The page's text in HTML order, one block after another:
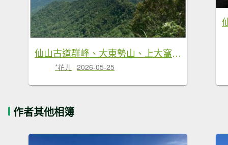
仙山古道群峰、大東勢山、上大窩山 O型縱走
*花ㄦ 2026-05-25
作者其他相簿